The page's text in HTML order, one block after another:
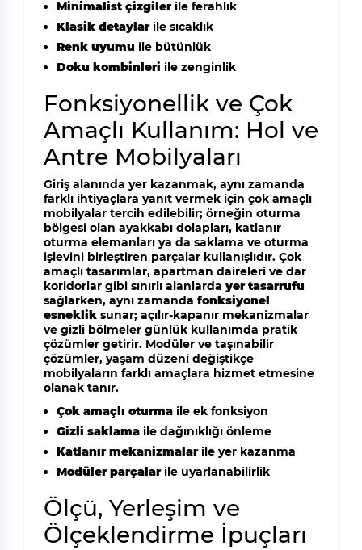
Minimalist çizgilerile ferahlık
Klasik detaylarile sıcaklık
Renk uyumu ile bütünlük
Doku kombinleri ile zenginlik
Fonksiyonellik ve Çok
Amaçlı Kullanım: Hol ve
Antre Mobilyaları
Giriş alanında yer kazanmak, aynı zamanda
farklı ihtiyaçlara yanıt vermek için çok amaçlı
mobilyalar tercih edilebilir; örneğin oturma
bölgesi olan ayakkabı dolapları, katlanır
oturma elemanları ya da saklama ve oturma
işlevini birleştiren parçalar kullanışlıdır. Çok
amaçlı tasarımlar, apartman daireleri ve dar
koridorlar gibi sınırlı alanlarda yer tasarrufu
sağlarken, aynı zamanda fonksiyonel
esnekliksunar; açılır-kapanır mekanizmalar
ve gizli bölmeler günlük kullanımda pratik
çözümler getirir. Modüler ve taşınabilir
çözümler, yaşam düzeni değiştikçe
mobilyaların farklı amaçlara hizmet etmesine
olanak tanır.
Çok amaçlı oturmaile ek fonksiyon
Gizli saklamaile dağınıklığı önleme
Katlanır mekanizmalarile yer kazanma
Modüler parçalarile uyarlanabilirlik
Ölçü, Yerleşim ve
Ölçeklendirme İpuçları